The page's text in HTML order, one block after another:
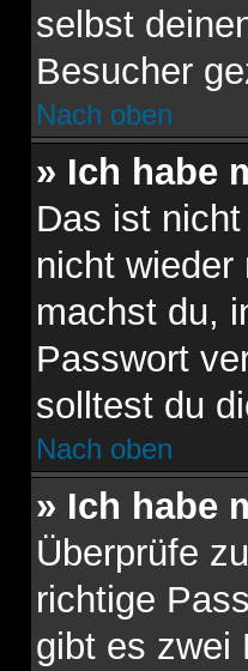
selbst
Besucher
Nach oben
» Ich habe
Das ist
nicht
machst du,
Passwort
solltest du
Nach oben
» Ich habe
Überprüfe
richtige
gibt es zwei